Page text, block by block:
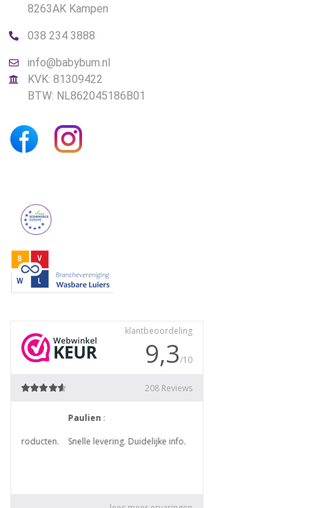
8263AK Kampen
038 234 3888
info@babybum.nl
KVK: 81309422
BTW: NL862045186B01